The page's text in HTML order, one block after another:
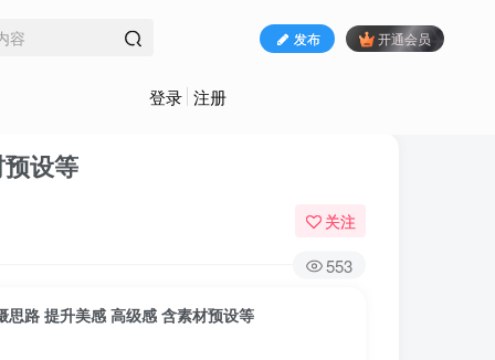
发布 开通会员
登录 注册
设等
关注
553
路 提升美感 高级感 含素材预设等